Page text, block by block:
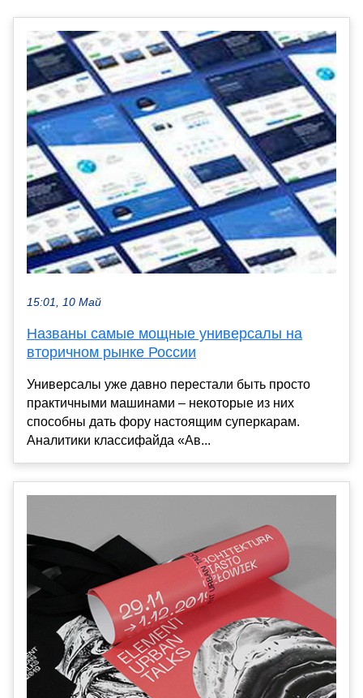
15:01, 10 Май
Названы самые мощные универсалы на
вторичном рынке России
Универсалы уже давно перестали быть просто
практичными машинами – некоторые из них
способны дать фору настоящим суперкарам.
Аналитики классифайда «Ав...